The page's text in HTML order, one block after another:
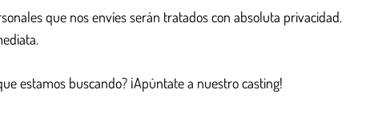
que nos envíes serán tratados con absoluta privacidad.
estamos buscando? ¡Apúntate a nuestro casting!